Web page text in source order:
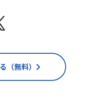
（無料）